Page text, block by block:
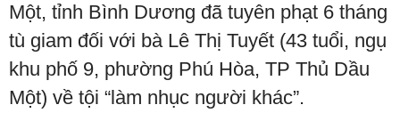
Một, tỉnh Bình Dương đã tuyên phạt 6 tháng
tù giam đối với bà Lê Thị Tuyết (43 tuổi, ngụ
khu phố 9, phường Phú Hòa, TP Thủ Dầu
Một) về tội “làm nhục người khác”.